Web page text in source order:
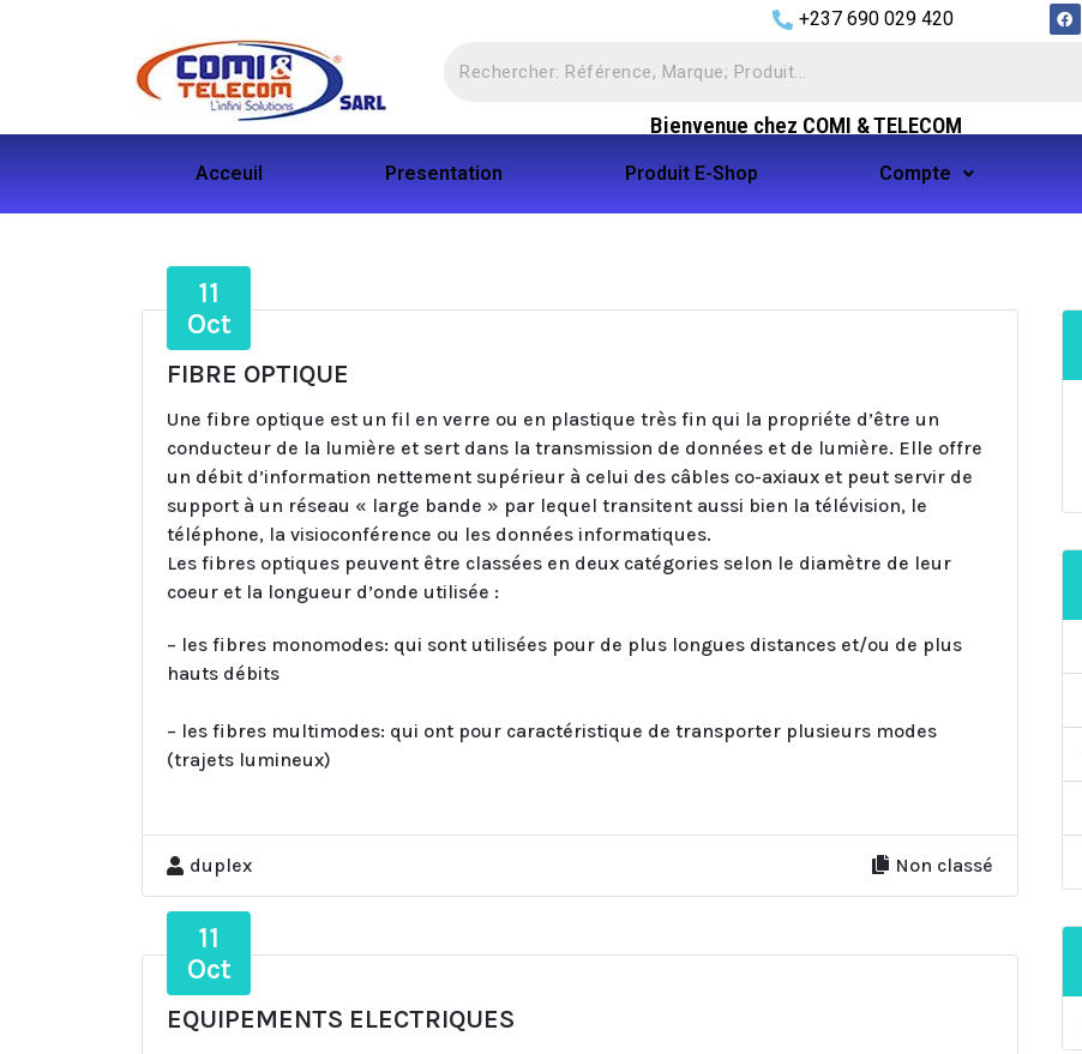
+237 690 029 420
Bienvenue chez COMI & TELECOM
Acceuil Presentation Produit E-Shop Compte
11
Oct
FIBRE OPTIQUE
Une fibre optique est un fil en verre ou en plastique très fin qui la propriéte d’être un
conducteur de la lumière et sert dans la transmission de données et de lumière. Elle offre
un débit d’information nettement supérieur à celui des câbles co-axiaux et peut servir de
support à un réseau « large bande » par lequel transitent aussi bien la télévision, le
téléphone, la visioconférence ou les données informatiques.
Les fibres optiques peuvent être classées en deux catégories selon le diamètre de leur
coeur et la longueur d’onde utilisée :
– les fibres monomodes: qui sont utilisées pour de plus longues distances et/ou de plus
hauts débits
– les fibres multimodes: qui ont pour caractéristique de transporter plusieurs modes
(trajets lumineux)
duplex Non classé
11
Oct
EQUIPEMENTS ELECTRIQUES